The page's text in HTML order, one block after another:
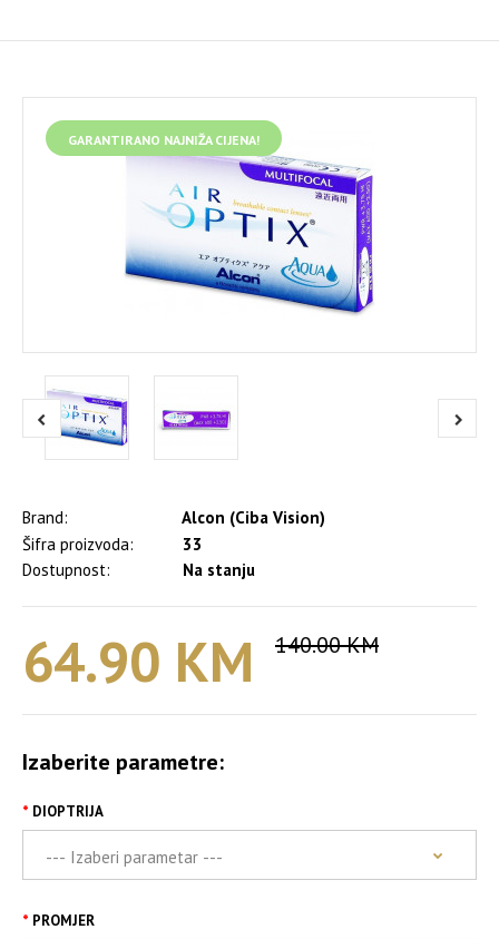
GARANTIRANO NAJNIŽA CIJENA!
Brand:
Alcon (Ciba Vision)
Šifra proizvoda:
33
Dostupnost:
Na stanju
64.90 KM 140.00 KM
Izaberite parametre:
DIOPTRIJA
PROMJER